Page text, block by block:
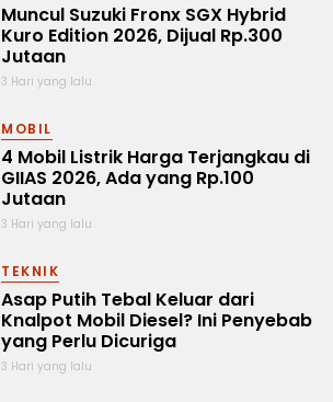
Muncul Suzuki Fronx SGX Hybrid
Kuro Edition 2026, Dijual Rp.300
Jutaan
3 Hari yang lalu
MOBIL
4 Mobil Listrik Harga Terjangkau di
GIIAS 2026, Ada yang Rp.100
Jutaan
3 Hari yang lalu
TEKNIK
Asap Putih Tebal Keluar dari
Knalpot Mobil Diesel? Ini Penyebab
yang Perlu Dicuriga
3 Hari yang lalu